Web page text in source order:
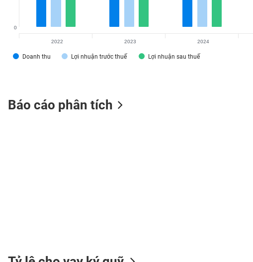
Doanh thu Lợi nhuận trước thuế Lợi nhuận sau thuế
0
2022 2023 2024
Báo cáo phân tích
DÙNG